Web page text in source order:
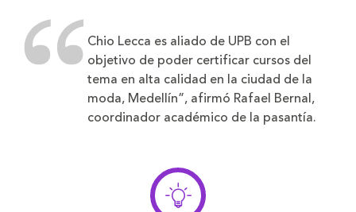
Chio Lecca es aliado de UPB con el
objetivo de poder certificar cursos del
tema en alta calidad en la ciudad de la
moda, Medellín”, afirmó Rafael Bernal,
coordinador académico de la pasantía.